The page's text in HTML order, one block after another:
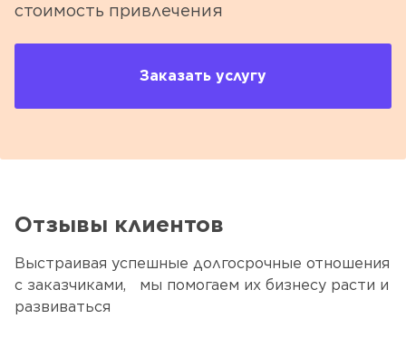
стоимость привлечения
Заказать услугу
Отзывы клиентов
Выстраивая успешные долгосрочные отношения
с заказчиками, мы помогаем их бизнесу расти и
развиваться